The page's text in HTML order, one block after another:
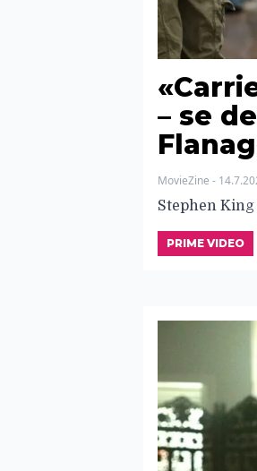
– se
MovieZine -
Stephen
PRIME VIDEO